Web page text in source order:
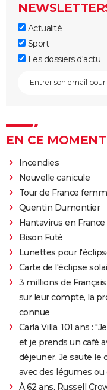
Actualité
Sport
Les dossiers d'actu
EN CE MOMENT
Incendies
Nouvelle canicule
Tour de France
Quentin Dumontier
Hantavirus en France
Bison Futé
Lunettes pour
Carte de l'éclipse
3 millions de
sur leur compte, la
connue
Carla Villa, 101 ans :
et je prends un café
déjeuner. Je saute le
avec des légumes ou
À 62 ans, Russell